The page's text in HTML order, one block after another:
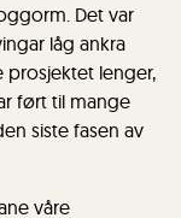
Det var
låg ankra
lenger,
ført til mange
siste fasen av
våre